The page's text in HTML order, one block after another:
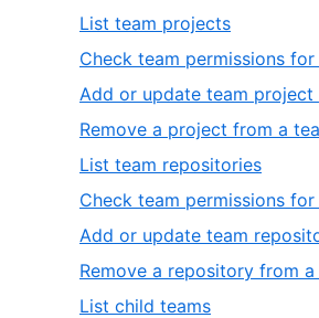
List team projects
Check team permissions
Add or update team project
Remove a project from a
List team repositories
Check team permissions
Add or update team
Remove a repository from a
List child teams